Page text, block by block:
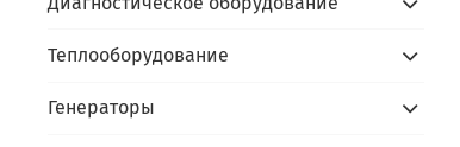
Теплооборудование
Генераторы